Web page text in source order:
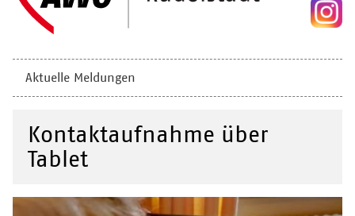
Navigation
überspringen
Aktuelle Meldungen
Kontaktaufnahme über
Tablet